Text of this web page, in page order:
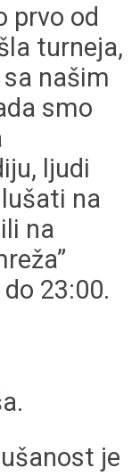
prvo od
turneja,
našim
smo
ljudi
na
ili na
23:00.
je